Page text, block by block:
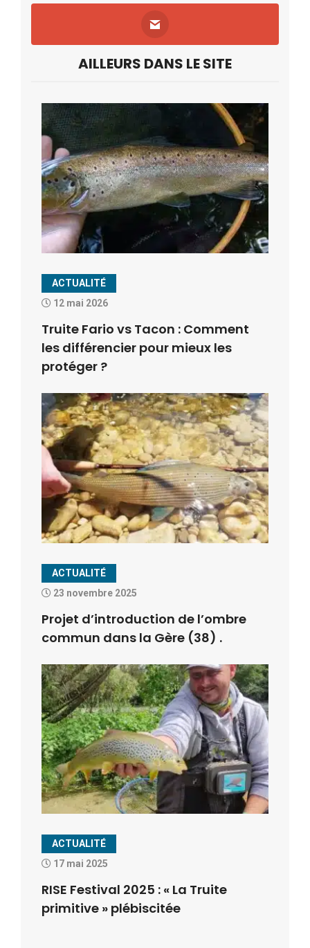
AILLEURS DANS LE SITE
ACTUALITÉ
12 mai 2026
Truite Fario vs Tacon : Comment
les différencier pour mieux les
protéger ?
ACTUALITÉ
23 novembre 2025
Projet d’introduction de l’ombre
commun dans la Gère (38) .
ACTUALITÉ
17 mai 2025
RISE Festival 2025 : « La Truite
primitive » plébiscitée